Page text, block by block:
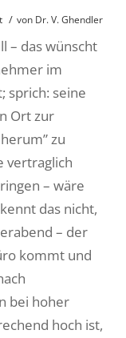
/ von Dr. V. Ghendler
– das wünscht
im
sprich: seine
Ort zur
zu
vertraglich
– wäre
das nicht,
– der
kommt und
bei hoher
hoch ist,